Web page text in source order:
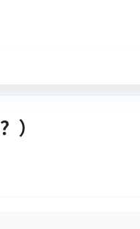
）